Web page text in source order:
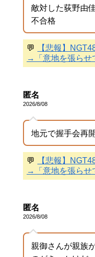
敵対した荻野由
不合格
💬
【悲報】
→「意地を張らせ
匿名
2026/8/08
地元で握手会再
💬
【悲報】
→「意地を張らせ
匿名
2026/8/08
親御さんが親族